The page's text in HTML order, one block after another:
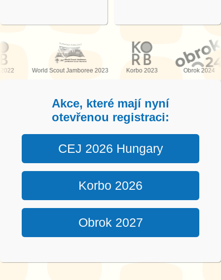
World Scout Jamboree 2023 Korbo 2023 Obrok 2024
Akce, které mají nyní
otevřenou registraci:
CEJ 2026 Hungary
Korbo 2026
Obrok 2027